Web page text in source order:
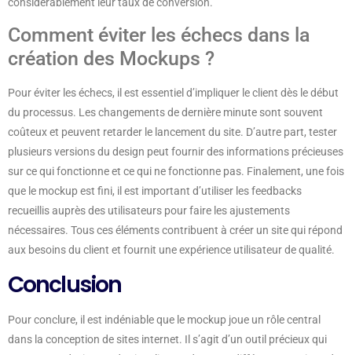
Comment éviter les échecs dans la
création des Mockups ?
Pour éviter les échecs, il est essentiel d’impliquer le client dès le début
du processus. Les changements de dernière minute sont souvent
coûteux et peuvent retarder le lancement du site. D’autre part, tester
plusieurs versions du design peut fournir des informations précieuses
sur ce qui fonctionne et ce qui ne fonctionne pas. Finalement, une fois
que le mockup est fini, il est important d’utiliser les feedbacks
recueillis auprès des utilisateurs pour faire les ajustements
nécessaires. Tous ces éléments contribuent à créer un site qui répond
aux besoins du client et fournit une expérience utilisateur de qualité.
Conclusion
Pour conclure, il est indéniable que le mockup joue un rôle central
dans la conception de sites internet. Il s’agit d’un outil précieux qui